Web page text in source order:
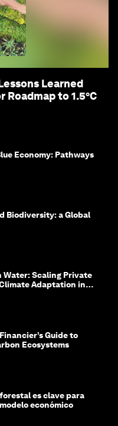
Learned
to 1.5°C
Economy: Pathways
Biodiversity: a Global
Scaling Private
Adaptation in
Guide to
Ecosystems
es clave para
económico